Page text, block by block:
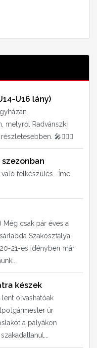
U16 lány)
melyről Radvánszki
🎤⛹🏻‍♀️
szezonban
felkészülés… Íme
Még csak pár éves a
Szakosztálya,
21-es idényben már
készek
olvashatóak
úr
a pályákon